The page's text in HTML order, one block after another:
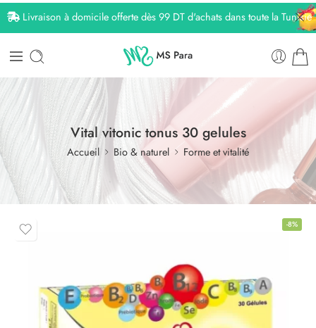
Livraison à domicile offerte dès 99 DT d'achats dans toute la Tunisie
Vital vitonic tonus 30 gelules
Accueil Bio & naturel Forme et vitalité
-8%